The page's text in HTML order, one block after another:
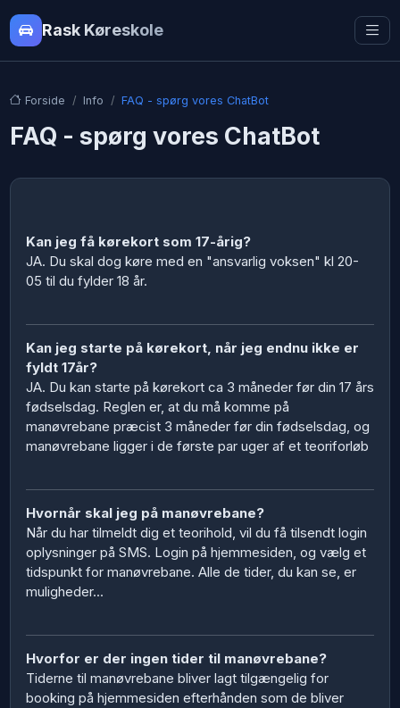
Rask Køreskole
Forside Info FAQ - spørg vores ChatBot
FAQ - spørg vores ChatBot
Kan jeg få kørekort som 17-årig?
JA. Du skal dog køre med en "ansvarlig voksen" kl 20-
05 til du fylder 18 år.
Kan jeg starte på kørekort, når jeg endnu ikke er
fyldt 17år?
JA. Du kan starte på kørekort ca 3 måneder før din 17 års
fødselsdag. Reglen er, at du må komme på
manøvrebane præcist 3 måneder før din fødselsdag, og
manøvrebane ligger i de første par uger af et teoriforløb
Hvornår skal jeg på manøvrebane?
Når du har tilmeldt dig et teorihold, vil du få tilsendt login
oplysninger på SMS. Login på hjemmesiden, og vælg et
tidspunkt for manøvrebane. Alle de tider, du kan se, er
muligheder...
Hvorfor er der ingen tider til manøvrebane?
Tiderne til manøvrebane bliver lagt tilgængelig for
booking på hjemmesiden efterhånden som de bliver